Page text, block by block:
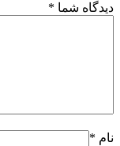
دیدگاه شما *
نام *